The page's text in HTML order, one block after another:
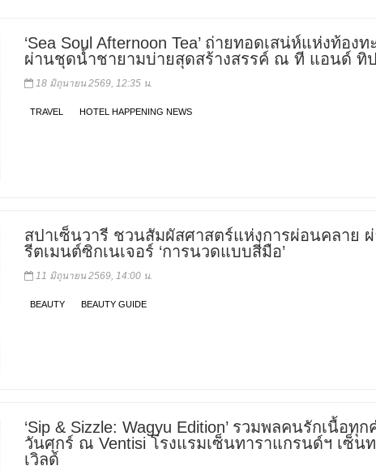
‘Sea Soul Afternoon Tea’ ถ่ายทอดเสน่ห์แห่งท้องท
ผ่านชุดน้ำชายามบ่ายสุดสร้างสรรค์ ณ ที แอนด์ ทิ
18 มิถุนายน 2569, 12:35 น.
TRAVEL HOTEL HAPPENING NEWS
สปาเซ็นวารี ชวนสัมผัสศาสตร์แห่งการผ่อนคลาย
รีตเมนต์ซิกเนเจอร์ ‘การนวดแบบสี่มือ’
11 มิถุนายน 2569, 14:00 น.
BEAUTY BEAUTY GUIDE
‘Sip & Sizzle: Wagyu Edition’ รวมพลคนรักเนื้อทุ
วันศุกร์ ณ Ventisi โรงแรมเซ็นทาราแกรนด์ฯ เซ็น
เวิลด์